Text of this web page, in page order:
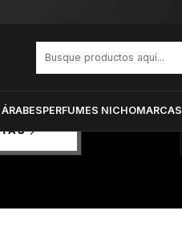
PERFUMES NICHOMARCAS
ml Tester